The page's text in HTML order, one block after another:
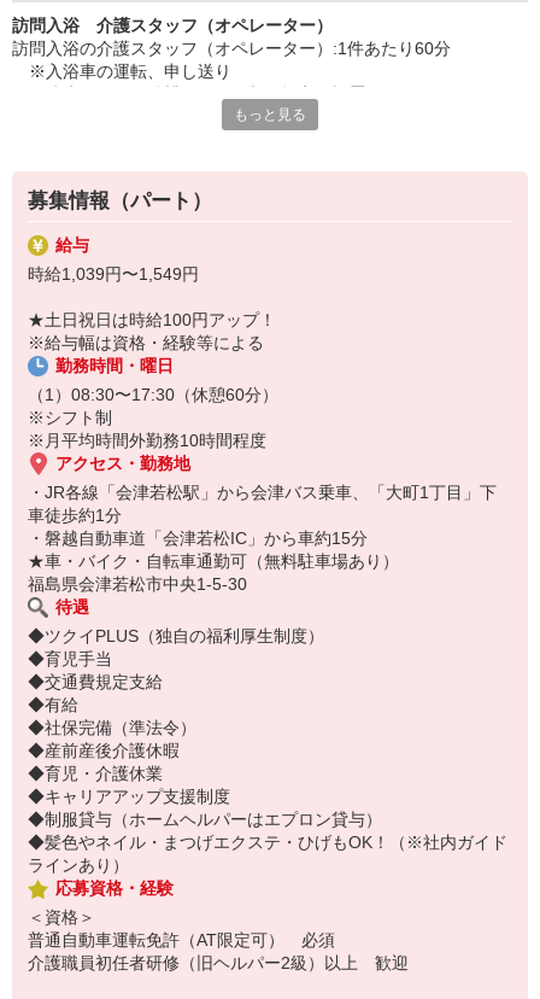
・子育て支援の福利厚生制度あり！子育てと仕事の両立を応援◎
・スタッフ何でも相談窓口やライフキャリア相談など、各相談窓
口あり
◇頑張った分、スタッフに還元！
・パートは特別手当の支給あり
訪問入浴 介護スタッフ（オペレーター）
訪問入浴の介護スタッフ（オペレーター）:1件あたり60分
※入浴車の運転、申し送り
※身体のふきあげ
※移動介助後、浴槽洗浄、片づけ
※その他備品管理
★＼3名体制で安心／
勤のみで働きたい方におすすめの仕事です。ヘルパー・オペレータ
ー・看護職員の3名でケアを行うため、安心して業務に取り組める体
制です。お客様から直接感謝の言葉を頂ける機会も多く、やりがい
を感じられます。
もっと見る
募集情報（パート）
給与
時給1,039円〜1,549円
★土日祝日は時給100円アップ！
※給与幅は資格・経験等による
勤務時間・曜日
（1）08:30〜17:30（休憩60分）
※シフト制
※月平均時間外勤務10時間程度
アクセス・勤務地
・JR各線「会津若松駅」から会津バス乗車、「大町1丁目」下
車徒歩約1分
・磐越自動車道「会津若松IC」から車約15分
★車・バイク・自転車通勤可（無料駐車場あり）
福島県会津若松市中央1-5-30
待遇
◆ツクイPLUS（独自の福利厚生制度）
◆育児手当
◆交通費規定支給
◆有給
◆社保完備（準法令）
◆産前産後介護休暇
◆育児・介護休業
◆キャリアアップ支援制度
◆制服貸与（ホームヘルパーはエプロン貸与）
◆髪色やネイル・まつげエクステ・ひげもOK！（※社内ガイド
ラインあり）
応募資格・経験
＜資格＞
普通自動車運転免許（AT限定可） 必須
介護職員初任者研修（旧ヘルパー2級）以上 歓迎